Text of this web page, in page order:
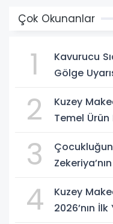
Çok Okunanlar
1
Kavurucu
Gölge
2
Kuzey
Temel Ürün
3
Çocukluğun
4
Kuzey
2026’nın İlk